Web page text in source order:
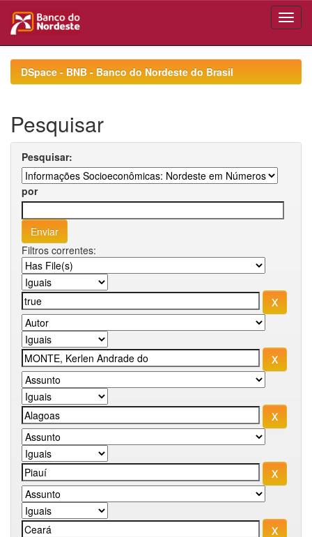
navigationDSpace - BNB - Banco do Nordeste do Brasil
Pesquisar
Pesquisar:
por
Filtros correntes: